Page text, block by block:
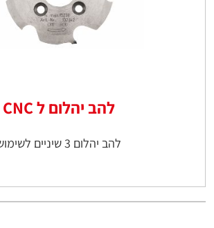
להב יהלום ל CNC
להב יהלום 3 שיניים לשימוש